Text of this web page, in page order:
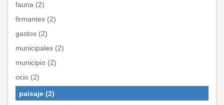
fauna (2)
firmantes (2)
gastos (2)
municipales (2)
municipio (2)
ocio (2)
paisaje (2)